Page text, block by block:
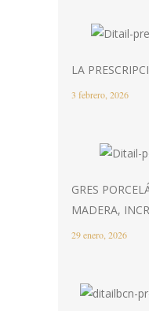
LA
3 febrero, 2026
GRES
MADERA,
29 enero, 2026